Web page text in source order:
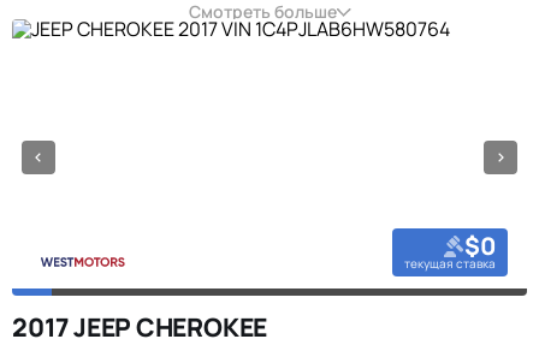
Смотреть больше
$0
текущая ставка
2017 JEEP CHEROKEE